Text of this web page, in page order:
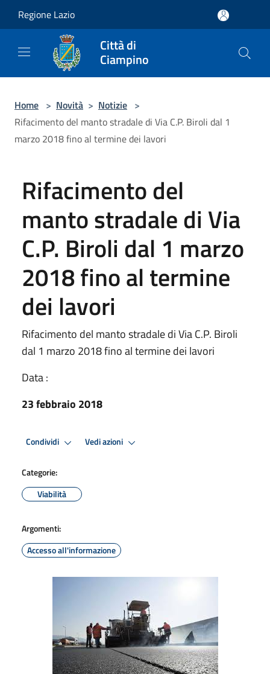
Regione Lazio
Città di
Ciampino
Home > Novità > Notizie >
Rifacimento del manto stradale di Via C.P. Biroli dal 1
marzo 2018 fino al termine dei lavori
Rifacimento del
manto stradale di Via
C.P. Biroli dal 1 marzo
2018 fino al termine
dei lavori
Rifacimento del manto stradale di Via C.P. Biroli
dal 1 marzo 2018 fino al termine dei lavori
Data :
23 febbraio 2018
Condividi Vedi azioni
Categorie:
Viabilità
Argomenti:
Accesso all'informazione